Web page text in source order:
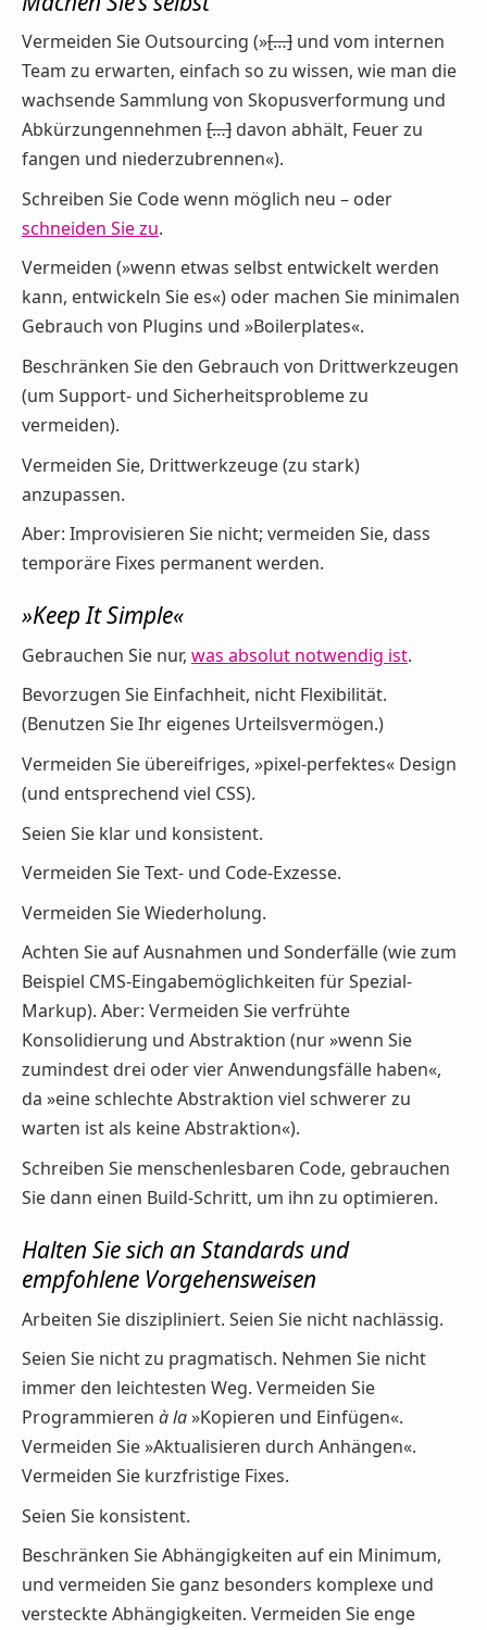
Vermeiden Sie Outsourcing (»[…] und vom internen
Team zu erwarten, einfach so zu wissen, wie man die
wachsende Sammlung von Skopusverformung und
Abkürzungennehmen […] davon abhält, Feuer zu
fangen und niederzubrennen«).
Schreiben Sie Code wenn möglich neu – oder
schneiden Sie zu.
Vermeiden (»wenn etwas selbst entwickelt werden
kann, entwickeln Sie es«) oder machen Sie minimalen
Gebrauch von Plugins und »Boilerplates«.
Beschränken Sie den Gebrauch von Drittwerkzeugen
(um Support- und Sicherheitsprobleme zu
vermeiden).
Vermeiden Sie, Drittwerkzeuge (zu stark)
anzupassen.
Aber: Improvisieren Sie nicht; vermeiden Sie, dass
temporäre Fixes permanent werden.
»Keep It Simple«
Gebrauchen Sie nur, was absolut notwendig ist.
Bevorzugen Sie Einfachheit, nicht Flexibilität.
(Benutzen Sie Ihr eigenes Urteilsvermögen.)
Vermeiden Sie übereifriges, »pixel-perfektes« Design
(und entsprechend viel CSS).
Seien Sie klar und konsistent.
Vermeiden Sie Text- und Code-Exzesse.
Vermeiden Sie Wiederholung.
Achten Sie auf Ausnahmen und Sonderfälle (wie zum
Beispiel CMS-Eingabemöglichkeiten für Spezial-
Markup). Aber: Vermeiden Sie verfrühte
Konsolidierung und Abstraktion (nur »wenn Sie
zumindest drei oder vier Anwendungsfälle haben«,
da »eine schlechte Abstraktion viel schwerer zu
warten ist als keine Abstraktion«).
Schreiben Sie menschenlesbaren Code, gebrauchen
Sie dann einen Build-Schritt, um ihn zu optimieren.
Halten Sie sich an Standards und
empfohlene Vorgehensweisen
Arbeiten Sie diszipliniert. Seien Sie nicht nachlässig.
Seien Sie nicht zu pragmatisch. Nehmen Sie nicht
immer den leichtesten Weg. Vermeiden Sie
Programmieren à la»Kopieren und Einfügen«.
Vermeiden Sie »Aktualisieren durch Anhängen«.
Vermeiden Sie kurzfristige Fixes.
Seien Sie konsistent.
Beschränken Sie Abhängigkeiten auf ein Minimum,
und vermeiden Sie ganz besonders komplexe und
versteckte Abhängigkeiten. Vermeiden Sie enge